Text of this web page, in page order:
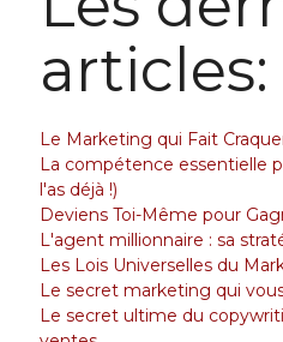
articles:
Le Marketing qui Fait
La compétence essentielle
l'as déjà !)
Deviens Toi-Même pour
L'agent millionnaire : sa
Les Lois Universelles du
Le secret marketing qui
Le secret ultime du